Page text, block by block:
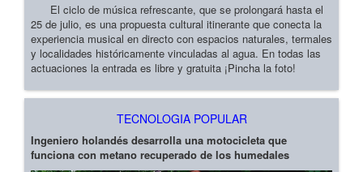
El ciclo de música refrescante, que se prolongará hasta el
25 de julio, es una propuesta cultural itinerante que conecta la
experiencia musical en directo con espacios naturales, termales
y localidades históricamente vinculadas al agua. En todas las
actuaciones la entrada es libre y gratuita ¡Pincha la foto!
TECNOLOGIA POPULAR
Ingeniero holandés desarrolla una motocicleta que
funciona con metano recuperado de los humedales